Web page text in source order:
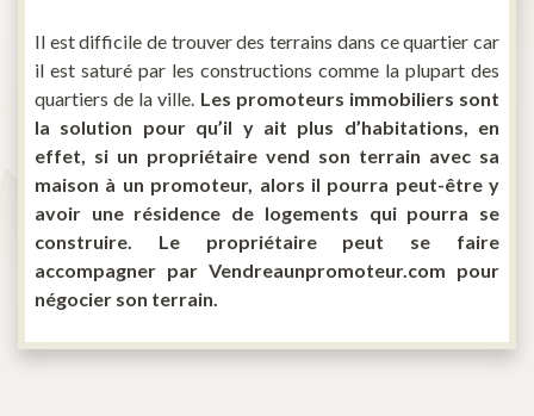
Il est difficile de trouver des terrains dans ce quartier car
il est saturé par les constructions comme la plupart des
quartiers de la ville. Les promoteurs immobiliers sont
la solution pour qu’il y ait plus d’habitations, en
effet, si un propriétaire vend son terrain avec sa
maison à un promoteur, alors il pourra peut-être y
avoir une résidence de logements qui pourra se
construire. Le propriétaire peut se faire
accompagner par Vendreaunpromoteur.com pour
négocier son terrain.